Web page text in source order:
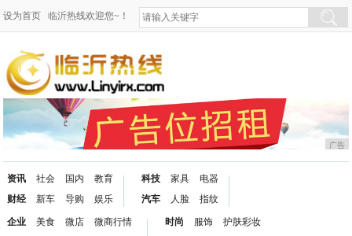
设为首页 临沂热线欢迎您~！
广告
资讯
财经
社会
新车
国内
导购
教育
娱乐
科技
汽车
家具
人脸
电器
指纹
企业
美食
微店
微商行情
时尚
服饰
护肤彩妆